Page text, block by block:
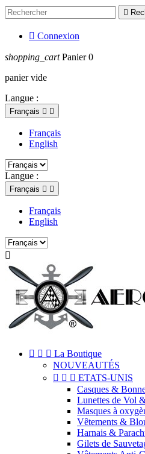

 Connexion
shopping_cart Panier 0
panier vide
Langue :
Français  
Français
English
Langue :
Français  
Français
English

   La Boutique
NOUVEAUTÉS
   ETATS-UNIS
Casques &
Lunettes de Vol
Masques à
Vêtements &
Harnais &
Gilets de